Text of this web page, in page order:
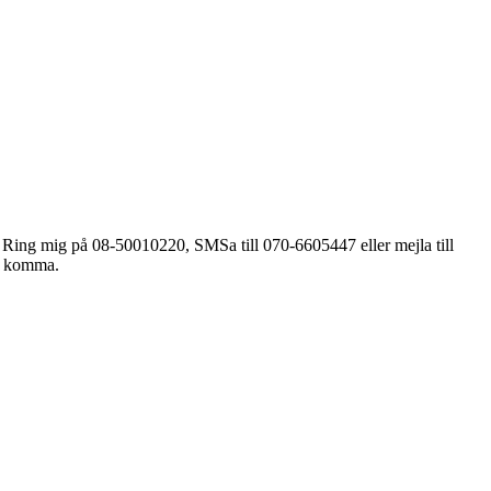
mig på 08-50010220, SMSa till 070-6605447 eller mejla till